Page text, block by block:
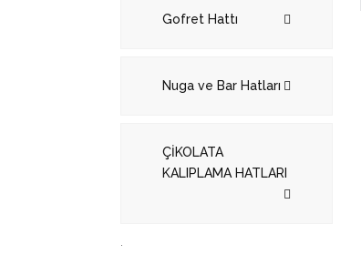
Gofret Hattı
Nuga ve Bar Hatları
ÇİKOLATA
KALIPLAMA HATLARI